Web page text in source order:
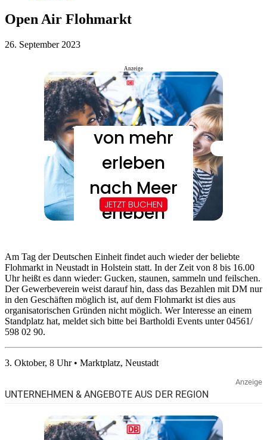
Open Air Flohmarkt
26. September 2023
Anzeige
Am Tag der Deutschen Einheit findet auch wieder der beliebte
Flohmarkt in Neustadt in Holstein statt. In der Zeit von 8 bis 16.00
Uhr heißt es dann wieder: Gucken, staunen, sammeln und feilschen.
Der Gewerbeverein weist darauf hin, dass das Bezahlen mit DM nur
in den Geschäften möglich ist, auf dem Flohmarkt ist dies aus
organisatorischen Gründen nicht möglich. Wer Interesse an einem
Standplatz hat, meldet sich bitte bei Bartholdi Events unter 04561/
598 02 90.
3. Oktober, 8 Uhr • Marktplatz, Neustadt